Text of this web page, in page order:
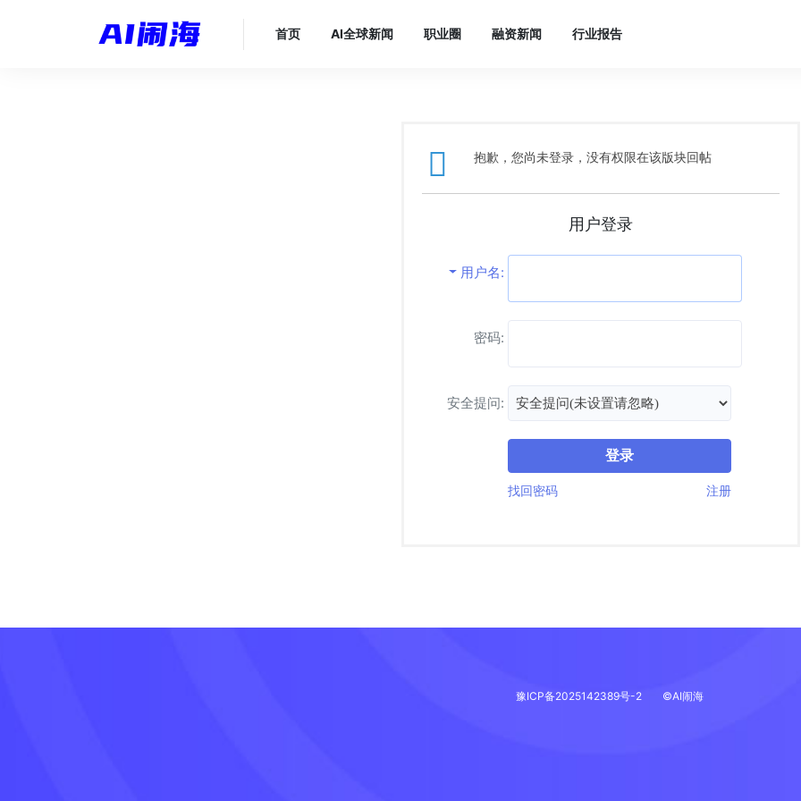
首页 AI全球新闻 职业圈 融资新闻 行业报告
抱歉，您尚未登录，没有权限在该版块回帖
用户登录
用户名
密码:
安全提问:
登录
找回密码 注册
豫ICP备2025142389号-2 ©AI闹海